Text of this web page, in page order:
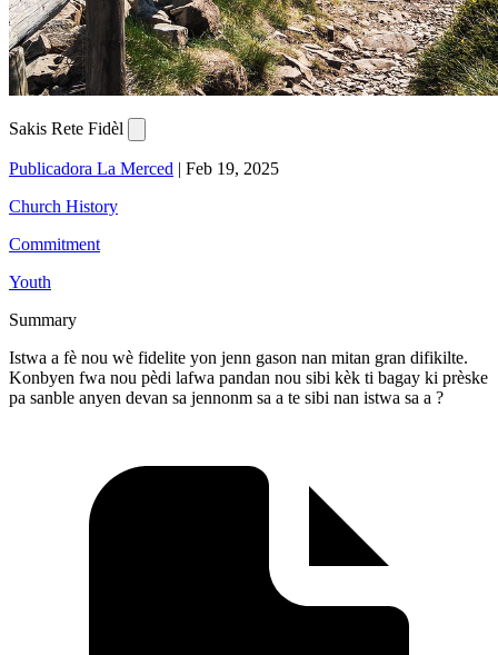
Sakis Rete Fidèl
Publicadora La Merced | Feb 19, 2025
Church History
Commitment
Youth
Summary
Istwa a fè nou wè fidelite yon jenn gason nan mitan gran difikilte.
Konbyen fwa nou pèdi lafwa pandan nou sibi kèk ti bagay ki prèske
pa sanble anyen devan sa jennonm sa a te sibi nan istwa sa a ?